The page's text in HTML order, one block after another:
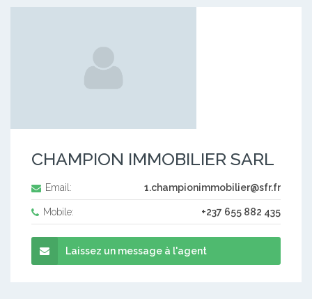
CHAMPION IMMOBILIER SARL
1.championimmobilier@sfr.fr
Email:
+237 655 882 435
Mobile:
Laissez un message à l'agent